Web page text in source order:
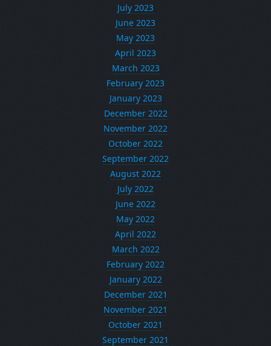
July 2023
June 2023
May 2023
April 2023
March 2023
February 2023
January 2023
December 2022
November 2022
October 2022
September 2022
August 2022
July 2022
June 2022
May 2022
April 2022
March 2022
February 2022
January 2022
December 2021
November 2021
October 2021
September 2021